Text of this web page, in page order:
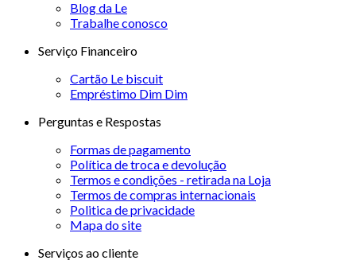
Blog da Le
Trabalhe conosco
Serviço Financeiro
Cartão Le biscuit
Empréstimo Dim Dim
Perguntas e Respostas
Formas de pagamento
Política de troca e devolução
Termos e condições - retirada na Loja
Termos de compras internacionais
Politica de privacidade
Mapa do site
Serviços ao cliente